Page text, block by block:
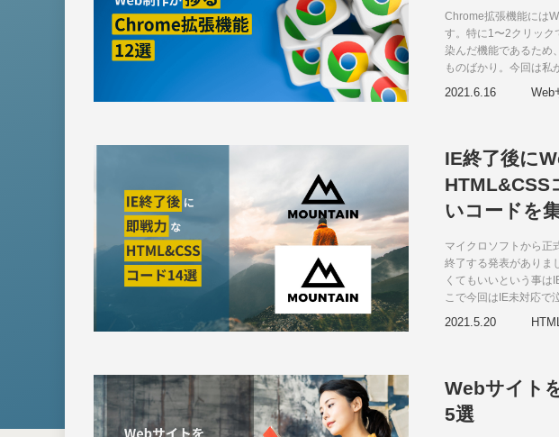
Chrome拡張機能には
す。特に1〜2クリック
染んだ機能であるため
ものばかり。今回は私
紹介します。初見のも
2021.6.16 Web
IE終了後に
HTML&CSS
いコードを
マイクロソフトから正
終了する発表がありま
くてもいいという事は
こで今回はIE未対応で
14個紹介します。
2021.5.20
Webサイト
5選